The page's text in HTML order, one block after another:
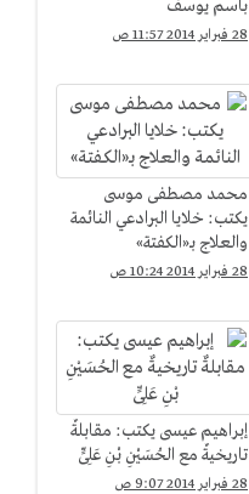
باسم يوسف
28 فبراير 2014 11:57 ص
محمد مصطفى موسى
يكتب: خلايا البرادعي النائمة
والعلاج بـ«الكفتة»
28 فبراير 2014 10:24 ص
إبراهيم عيسى يكتب: مقابلةٌ
تاريخيةٌ مع الحُسَيْنِ بْنِ عَلِىٍّ
28 فبراير 2014 9:07 ص